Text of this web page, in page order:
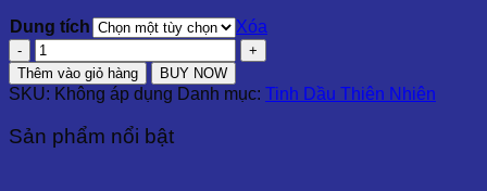
từ
850,000₫
đến
6,000,000₫
Dung tích
Xóa
Tinh
Dầu
Thổ
Mộc
Hương
Odorous
Thêm vào giỏ hàng BUY NOW
SKU: Không áp dụng Danh mục: Tinh Dầu Thiên Nhiên
Sản phẩm nổi bật